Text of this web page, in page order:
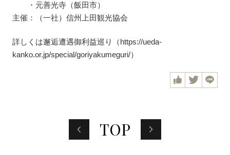
・元善光寺（飯田市）
主催：（一社）信州上田観光協会
詳しくは邂逅遭遇御利益巡り（https://ueda-
kanko.or.jp/special/goriyakumeguri/）
F
a
T
w
L
I
へ
TOP
へ